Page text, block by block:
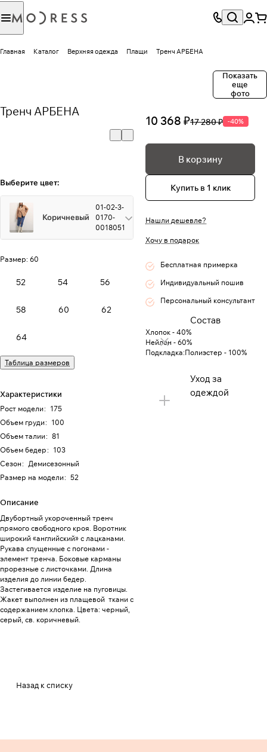
Главная Каталог Верхняя одежда Плащи Тренч АРБЕНА
Показать
еще
фото
Тренч АРБЕНА
Выберите цвет:
Коричневый
01-02-3-
0170-
0018051
Размер: 60
52 54 56
58 60 62
64
Таблица размеров
Характеристики
Рост модели: 175
Объем груди: 100
Объем талии: 81
Объем бедер: 103
Сезон: Демисезонный
Размер на модели: 52
Описание
Двубортный укороченный тренч
прямого свободного кроя. Воротник
широкий «английский» с лацканами.
Рукава спущенные с погонами -
элемент тренча. Боковые карманы
прорезные с листочками. Длина
изделия до линии бедер.
Застегивается изделие на пуговицы.
Жакет выполнен из плащевой ткани с
содержанием хлопка. Цвета: черный,
серый, св. коричневый.
10 368 ₽17 280 ₽ -40%
В корзину
Купить в 1 клик
Нашли дешевле?
Хочу в подарок
Бесплатная примерка
Индивидуальный пошив
Персональный консультант
Состав
Хлопок - 40%
Нейлон - 60%
Подкладка:Полиэстер - 100%
Уход за
одеждой
Назад к списку